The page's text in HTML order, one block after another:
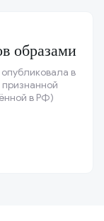
образами
в
в РФ)